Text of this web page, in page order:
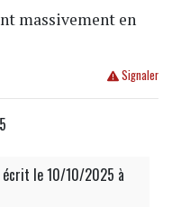
massivement en
Signaler
écrit le 10/10/2025 à